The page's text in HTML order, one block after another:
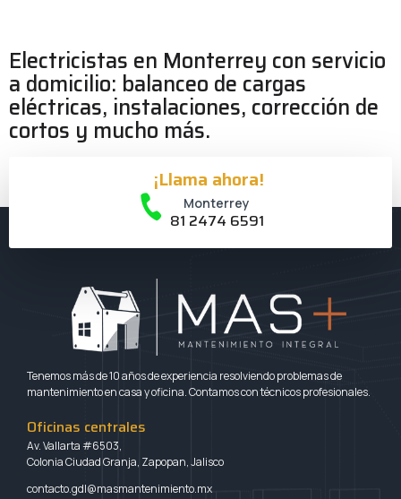
Electricistas en Monterrey con servicio
a domicilio: balanceo de cargas
eléctricas, instalaciones, corrección de
cortos y mucho más.
¡Agenda con nosotros!
¡Llama ahora!
Monterrey
81 2474 6591
Tenemos más de 10 años de experiencia resolviendo problemas de
mantenimiento en casa y oficina. Contamos con técnicos profesionales.
Oficinas centrales
Av. Vallarta #6503,
Colonia Ciudad Granja, Zapopan, Jalisco
contacto.gdl@masmantenimiento.mx